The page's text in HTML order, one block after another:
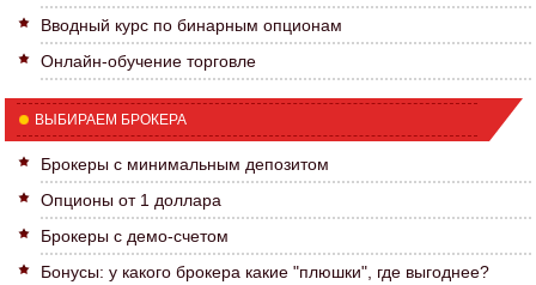
Вводный курс по бинарным опционам
Онлайн-обучение торговле
ВЫБИРАЕМ БРОКЕРА
Брокеры с минимальным депозитом
Опционы от 1 доллара
Брокеры с демо-счетом
Бонусы: у какого брокера какие "плюшки", где выгоднее?